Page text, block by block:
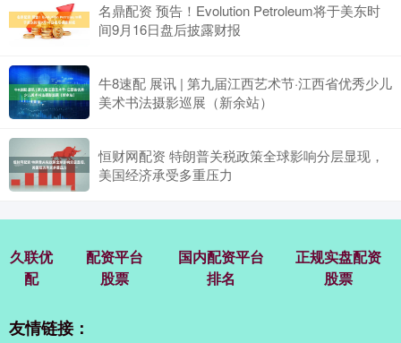
名鼎配资 预告！Evolution Petroleum将于美东时
间9月16日盘后披露财报
牛8速配 展讯 | 第九届江西艺术节·江西省优秀少儿
美术书法摄影巡展（新余站）
恒财网配资 特朗普关税政策全球影响分层显现，
美国经济承受多重压力
久联优
配
配资平台
股票
国内配资平台
排名
正规实盘配资
股票
友情链接：